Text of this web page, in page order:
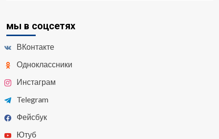
мы в соцсетях
ВКонтакте
Одноклассники
Инстаграм
Telegram
Фейсбук
Ютуб